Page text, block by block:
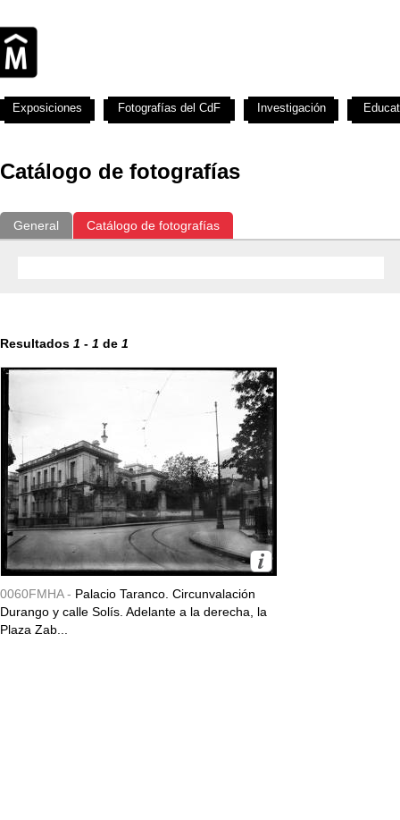
Catálogo de fotografías
General Catálogo de fotografías
Resultados 1 - 1 de 1
0060FMHA - Palacio Taranco. Circunvalación
Durango y calle Solís. Adelante a la derecha, la
Plaza Zab...
Exposiciones Fotografías del CdF Investigación